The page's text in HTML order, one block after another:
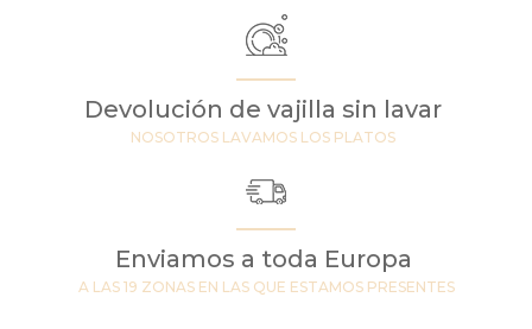
Devolución de vajilla sin lavar
NOSOTROS LAVAMOS LOS PLATOS
Enviamos a toda Europa
A LAS 19 ZONAS EN LAS QUE ESTAMOS PRESENTES